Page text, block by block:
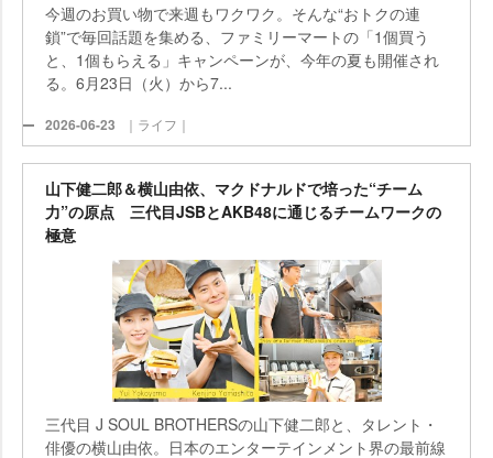
今週のお買い物で来週もワクワク。そんな“おトクの連
鎖”で毎回話題を集める、ファミリーマートの「1個買う
と、1個もらえる」キャンペーンが、今年の夏も開催され
る。6月23日（火）から7...
2026-06-23 ｜ライフ｜
山下健二郎＆横山由依、マクドナルドで培った“チーム
力”の原点 三代目JSBとAKB48に通じるチームワークの
極意
三代目 J SOUL BROTHERSの山下健二郎と、タレント・
俳優の横山由依。日本のエンターテインメント界の最前線